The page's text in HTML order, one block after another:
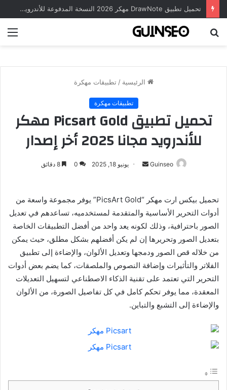
تحميل تطبيق DrawNote مهكر 2026 النسخة المدفوعة للأندرويد مجاناً
الرئيسية / تطبيقات مهكرة
تطبيقات مهكرة
تحميل تطبيق Picsart Gold مهكر
للأندرويد مجانا 2025 أخر إصدار
Guinseo
أرسليونيو 18, 2025 0 8 دقائق
تحميل بيكس ارت مهكر “PicsArt Gold”
يوفر مجموعة واسعة من
أدوات التحرير الأساسية والمتقدمة لمستخدميه، تساعدهم في تعديل
الصور باحترافية، وذلك لكونه يعد واحد من أفضل التطبيقات الخاصة
بتعديل الصور وتحريرها إن لم يكن أفضلهم بشكل مطلق، حيث يمكن
من خلاله قص الصور ودمجها وتعديل الألوان، والإضاءة إلى تطبيق
الفلاتر والتأثيرات وإضافة النصوص والملصقات، كما يضم بعض أدوات
التحرير التي تعتمد على تقنية الذكاء الاصطناعي لتسهيل التعديلات
المعقدة، مما يوفر تحكم كامل في كل تفاصيل الصورة، من الألوان
والإضاءة إلى التشبع والتباين.